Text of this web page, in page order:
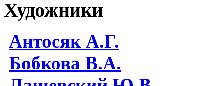
Художники
Антосяк А.Г.
Бобкова В.А.